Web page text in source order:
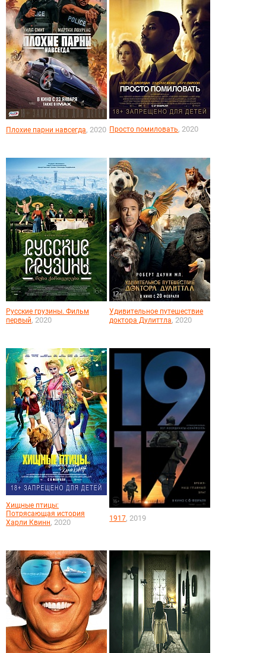
Плохие парни навсегда, 2020 Просто помиловать, 2020
Русские грузины. Фильм
первый, 2020
Удивительное путешествие
доктора Дулиттла, 2020
Хищные птицы:
Потрясающая история
Харли Квинн, 2020 1917, 2019